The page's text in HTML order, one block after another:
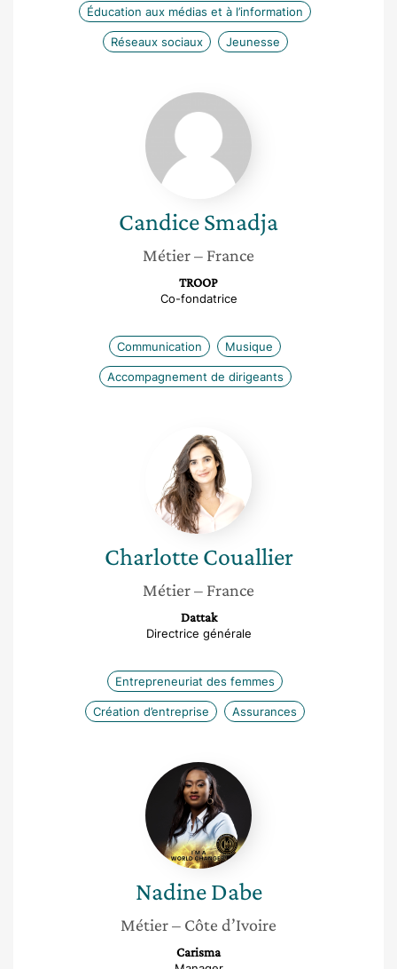
Éducation aux médias et à l’information
Réseaux sociaux Jeunesse
Candice
Smadja
CandiceSmadja
Métier– France
TROOP
Co-fondatrice
Communication Musique
Accompagnement de dirigeants
Charlotte
Couallier
Charlotte Couallier
Métier– France
Dattak
Directrice générale
Entrepreneuriat des femmes
Création d’entreprise Assurances
Nadine
Dabe
Nadine Dabe
Métier– Côte d’Ivoire
Carisma